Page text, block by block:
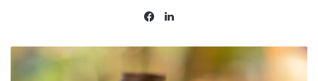
Facebook